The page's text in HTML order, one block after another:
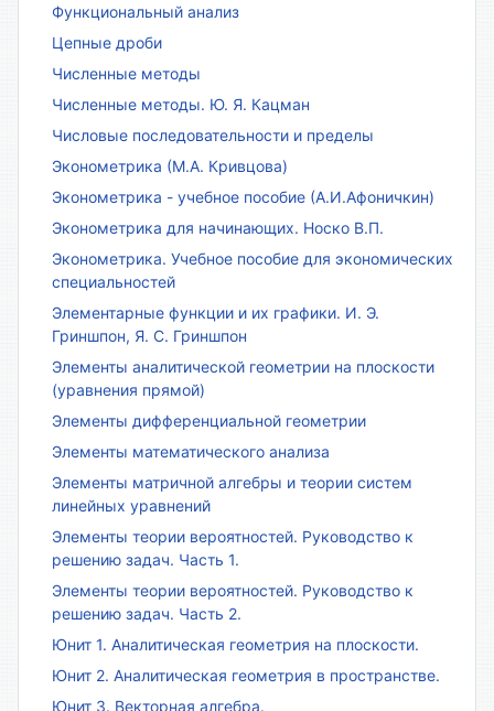
Функциональный анализ
Цепные дроби
Численные методы
Численные методы. Ю. Я. Кацман
Числовые последовательности и пределы
Эконометрика (М.А. Кривцова)
Эконометрика - учебное пособие (А.И.Афоничкин)
Эконометрика для начинающих. Носко В.П.
Эконометрика. Учебное пособие для экономических
специальностей
Элементарные функции и их графики. И. Э.
Гриншпон, Я. С. Гриншпон
Элементы аналитической геометрии на плоскости
(уравнения прямой)
Элементы дифференциальной геометрии
Элементы математического анализа
Элементы матричной алгебры и теории систем
линейных уравнений
Элементы теории вероятностей. Руководство к
решению задач. Часть 1.
Элементы теории вероятностей. Руководство к
решению задач. Часть 2.
Юнит 1. Аналитическая геометрия на плоскости.
Юнит 2. Аналитическая геометрия в пространстве.
Юнит 3. Векторная алгебра.